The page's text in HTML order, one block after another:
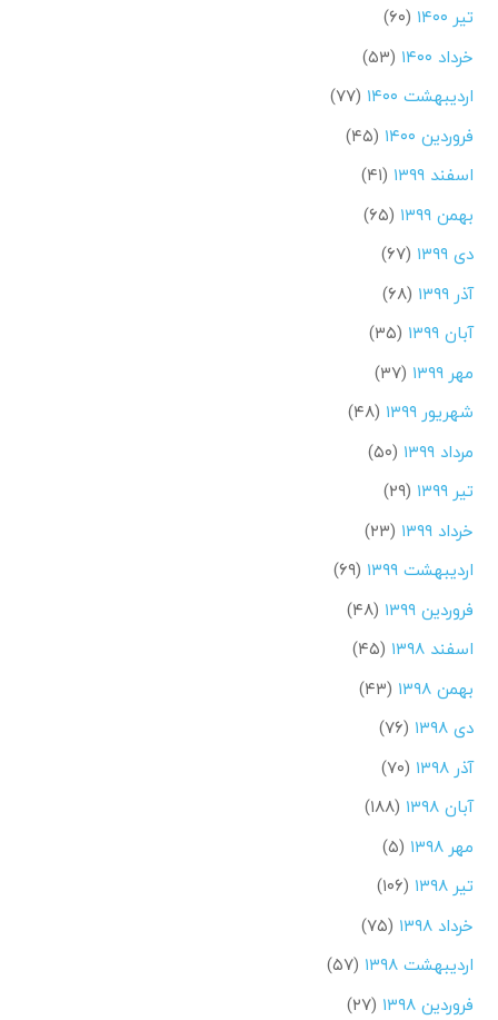
تیر ۱۴۰۰
(۶۰)
خرداد ۱۴۰۰
(۵۳)
اردیبهشت ۱۴۰۰
(۷۷)
فروردین ۱۴۰۰
(۴۵)
اسفند ۱۳۹۹
(۴۱)
بهمن ۱۳۹۹
(۶۵)
دی ۱۳۹۹
(۶۷)
آذر ۱۳۹۹
(۶۸)
آبان ۱۳۹۹
(۳۵)
مهر ۱۳۹۹
(۳۷)
شهریور ۱۳۹۹
(۴۸)
مرداد ۱۳۹۹
(۵۰)
تیر ۱۳۹۹
(۲۹)
خرداد ۱۳۹۹
(۲۳)
اردیبهشت ۱۳۹۹
(۶۹)
فروردین ۱۳۹۹
(۴۸)
اسفند ۱۳۹۸
(۴۵)
بهمن ۱۳۹۸
(۴۳)
دی ۱۳۹۸
(۷۶)
آذر ۱۳۹۸
(۷۰)
آبان ۱۳۹۸
(۱۸۸)
مهر ۱۳۹۸
(۵)
تیر ۱۳۹۸
(۱۰۶)
خرداد ۱۳۹۸
(۷۵)
اردیبهشت ۱۳۹۸
(۵۷)
فروردین ۱۳۹۸
(۲۷)